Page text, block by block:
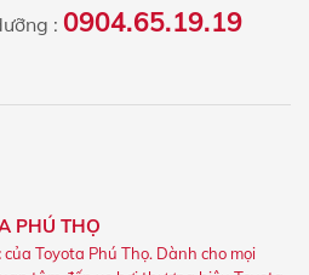
: 0904.65.19.19
PHÚ THỌ
Toyota Phú Thọ. Dành cho mọi